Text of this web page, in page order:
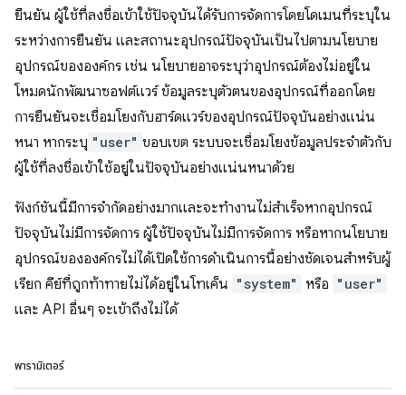
ยืนยัน ผู้ใช้ที่ลงชื่อเข้าใช้ปัจจุบันได้รับการจัดการโดยโดเมนที่ระบุใน
ระหว่างการยืนยัน และสถานะอุปกรณ์ปัจจุบันเป็นไปตามนโยบาย
อุปกรณ์ขององค์กร เช่น นโยบายอาจระบุว่าอุปกรณ์ต้องไม่อยู่ใน
โหมดนักพัฒนาซอฟต์แวร์ ข้อมูลระบุตัวตนของอุปกรณ์ที่ออกโดย
การยืนยันจะเชื่อมโยงกับฮาร์ดแวร์ของอุปกรณ์ปัจจุบันอย่างแน่น
หนา หากระบุ "user" ขอบเขต ระบบจะเชื่อมโยงข้อมูลประจำตัวกับ
ผู้ใช้ที่ลงชื่อเข้าใช้อยู่ในปัจจุบันอย่างแน่นหนาด้วย
ฟังก์ชันนี้มีการจำกัดอย่างมากและจะทำงานไม่สำเร็จหากอุปกรณ์
ปัจจุบันไม่มีการจัดการ ผู้ใช้ปัจจุบันไม่มีการจัดการ หรือหากนโยบาย
อุปกรณ์ขององค์กรไม่ได้เปิดใช้การดำเนินการนี้อย่างชัดเจนสำหรับผู้
เรียก คีย์ที่ถูกท้าทายไม่ได้อยู่ในโทเค็น "system" หรือ "user"
และ API อื่นๆ จะเข้าถึงไม่ได้
พารามิเตอร์